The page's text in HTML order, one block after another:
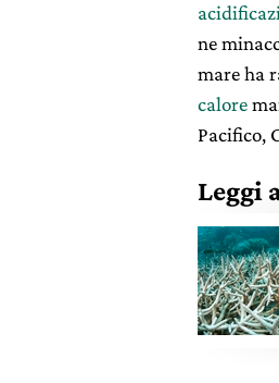
ne
mare ha
calore
Pacifico,
Leggi